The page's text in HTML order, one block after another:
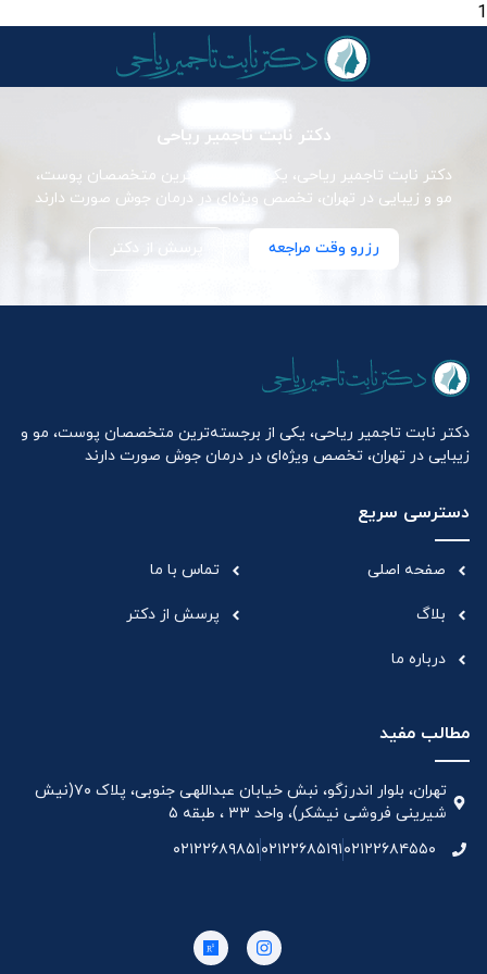
1
دکتر نابت تاجمیر ریاحی
دکتر نابت تاجمیر ریاحی، یکی از برجسته‌ترین متخصصان پوست،
مو و زیبایی در تهران، تخصص ویژه‌ای در درمان جوش صورت دارند
رزرو وقت مراجعه پرسش از دکتر
دکتر نابت تاجمیر ریاحی، یکی از برجسته‌ترین متخصصان پوست، مو و
زیبایی در تهران، تخصص ویژه‌ای در درمان جوش صورت دارند
دسترسی سریع
صفحه اصلی
بلاگ
درباره ما
تماس با ما
پرسش از دکتر
مطالب مفید
تهران، بلوار اندرزگو، نبش خیابان عبداللهی جنوبی، پلاک ۷۰(نیش
شیرینی فروشی نیشکر)، واحد ۳۳ ، طبقه ۵
۰۲۱۲۲۶۸۴۵۵۰۰۲۱۲۲۶۸۵۱۹۱۰۲۱۲۲۶۸۹۸۵۱